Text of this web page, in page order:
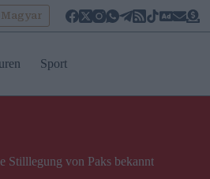
Sport
Stilllegung von Paks bekannt